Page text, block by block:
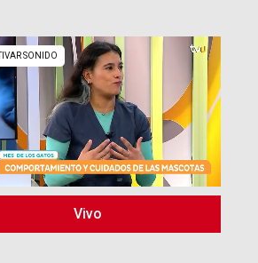
Radio UdeC
Noticias UdeC
La Discusión
Vivo